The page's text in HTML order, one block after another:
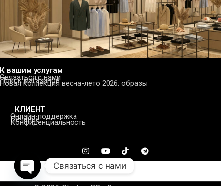
К вашим услугам
Связаться с нами
Поиск магазинов
Новая коллекция весна-лето 2026: образы
КЛИЕНТ
Онлайн-поддержка
Печенье
Конфиденциальность
Связаться с нами